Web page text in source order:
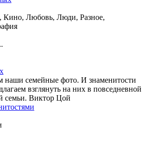
Кино, Любовь, Люди, Разное,
наши семейные фото. И знаменитости
взглянуть на них в повседневной
семьи. Виктор Цой